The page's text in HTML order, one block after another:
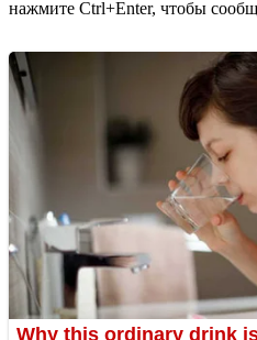
нажмите Ctrl+Enter, чтобы